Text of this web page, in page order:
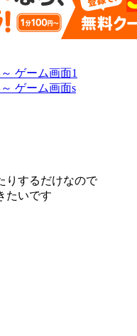
するだけなので
たいです